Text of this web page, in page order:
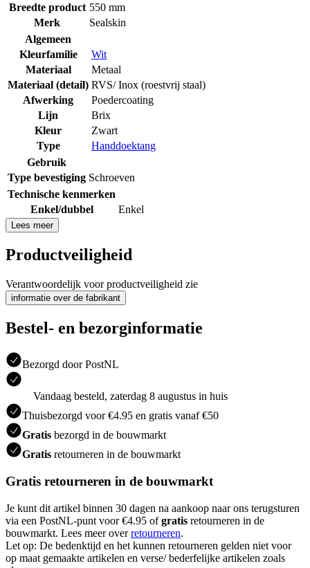
Breedte product 550 mm
Merk
Sealskin
Algemeen
Kleurfamilie
Wit
Materiaal
Metaal
Materiaal (detail) RVS/ Inox (roestvrij staal)
Afwerking
Poedercoating
Lijn
Brix
Kleur
Zwart
Type
Handdoektang
Gebruik
Type bevestiging Schroeven
Technische kenmerken
Enkel/dubbel
Enkel
Lees meer
Productveiligheid
Verantwoordelijk voor productveiligheid zie
informatie over de fabrikant
Bestel- en bezorginformatie
Bezorgd door PostNL
Vandaag besteld, zaterdag 8 augustus in huis
Thuisbezorgd voor €4.95 en gratis vanaf €50
Gratis bezorgd in de bouwmarkt
Gratis retourneren in de bouwmarkt
Gratis retourneren in de bouwmarkt
Je kunt dit artikel binnen 30 dagen na aankoop naar ons terugsturen
via een PostNL-punt voor €4.95 ofgratis retourneren in de
bouwmarkt. Lees meer overretourneren.
Let op: De bedenktijd en het kunnen retourneren gelden niet voor
op maat gemaakte artikelen en verse/ bederfelijke artikelen zoals